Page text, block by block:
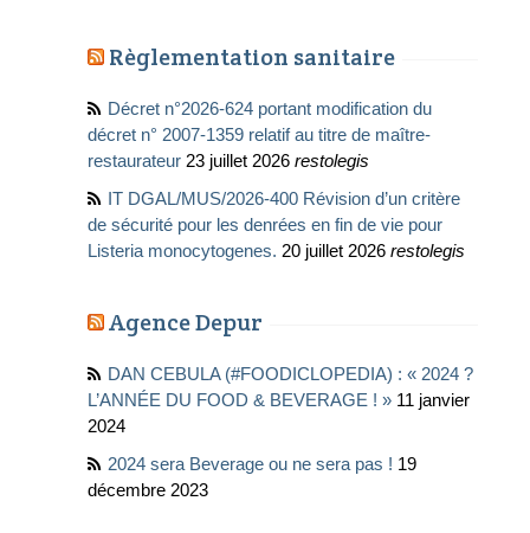
Règlementation sanitaire
Décret n°2026-624 portant modification du
décret n° 2007-1359 relatif au titre de maître-
restaurateur 23 juillet 2026 restolegis
IT DGAL/MUS/2026-400 Révision d’un critère
de sécurité pour les denrées en fin de vie pour
Listeria monocytogenes. 20 juillet 2026 restolegis
Agence Depur
DAN CEBULA (#FOODICLOPEDIA) : « 2024 ?
L’ANNÉE DU FOOD & BEVERAGE ! » 11 janvier
2024
2024 sera Beverage ou ne sera pas ! 19
décembre 2023